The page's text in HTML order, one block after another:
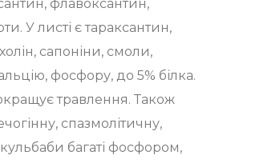
флавоксантин,
У листі є тараксантин,
сапоніни, смоли,
фосфору, до 5% білка.
травлення. Також
спазмолітичну,
багаті фосфором,